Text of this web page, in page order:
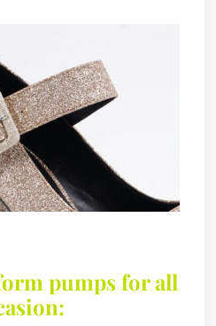
pumps for all